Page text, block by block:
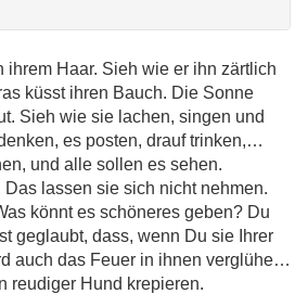
ihrem Haar. Sieh wie er ihn zärtlich
küsst ihren Bauch. Die Sonne
Sieh wie sie lachen, singen und
es posten, drauf trinken,
und alle sollen es sehen.
Das lassen sie sich nicht nehmen.
könnt es schöneres geben? Du
geglaubt, dass, wenn Du sie Ihrer
auch das Feuer in ihnen verglühen.
reudiger Hund krepieren.